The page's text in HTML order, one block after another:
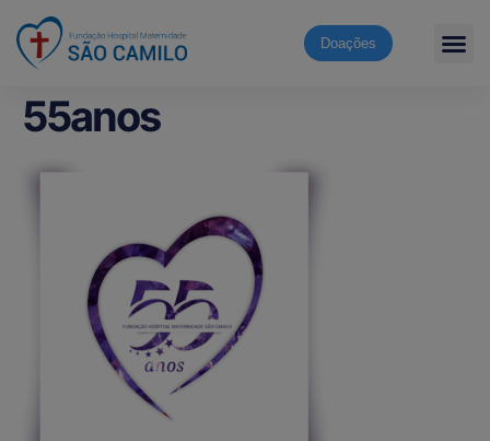
Doações
55anos